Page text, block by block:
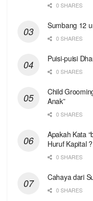
0 SHARES
Sumbang 12
0 SHARES
Puisi-puisi
0 SHARES
Child
Anak”
0 SHARES
Apakah Kata
Huruf Kapital ?
0 SHARES
Cahaya dari
0 SHARES